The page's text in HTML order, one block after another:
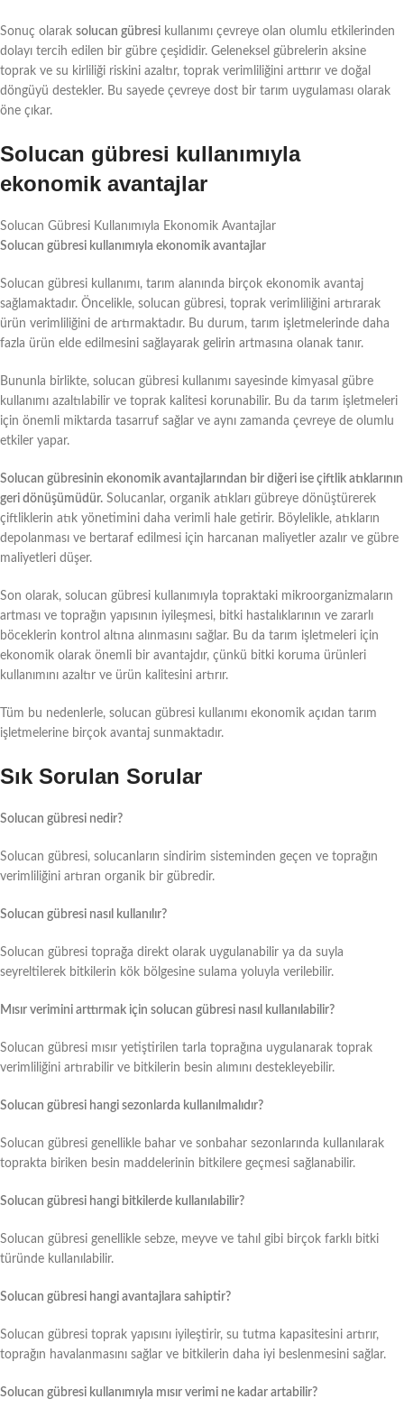
Sonuç olarak solucan gübresi kullanımı çevreye olan olumlu etkilerinden
dolayı tercih edilen bir gübre çeşididir. Geleneksel gübrelerin aksine
toprak ve su kirliliği riskini azaltır, toprak verimliliğini arttırır ve doğal
döngüyü destekler. Bu sayede çevreye dost bir tarım uygulaması olarak
öne çıkar.
Solucan gübresi kullanımıyla
ekonomik avantajlar
Solucan Gübresi Kullanımıyla Ekonomik Avantajlar
Solucan gübresi kullanımıyla ekonomik avantajlar
Solucan gübresi kullanımı, tarım alanında birçok ekonomik avantaj
sağlamaktadır. Öncelikle, solucan gübresi, toprak verimliliğini artırarak
ürün verimliliğini de artırmaktadır. Bu durum, tarım işletmelerinde daha
fazla ürün elde edilmesini sağlayarak gelirin artmasına olanak tanır.
Bununla birlikte, solucan gübresi kullanımı sayesinde kimyasal gübre
kullanımı azaltılabilir ve toprak kalitesi korunabilir. Bu da tarım işletmeleri
için önemli miktarda tasarruf sağlar ve aynı zamanda çevreye de olumlu
etkiler yapar.
Solucan gübresinin ekonomik avantajlarından bir diğeri ise çiftlik atıklarının
geri dönüşümüdür. Solucanlar, organik atıkları gübreye dönüştürerek
çiftliklerin atık yönetimini daha verimli hale getirir. Böylelikle, atıkların
depolanması ve bertaraf edilmesi için harcanan maliyetler azalır ve gübre
maliyetleri düşer.
Son olarak, solucan gübresi kullanımıyla topraktaki mikroorganizmaların
artması ve toprağın yapısının iyileşmesi, bitki hastalıklarının ve zararlı
böceklerin kontrol altına alınmasını sağlar. Bu da tarım işletmeleri için
ekonomik olarak önemli bir avantajdır, çünkü bitki koruma ürünleri
kullanımını azaltır ve ürün kalitesini artırır.
Tüm bu nedenlerle, solucan gübresi kullanımı ekonomik açıdan tarım
işletmelerine birçok avantaj sunmaktadır.
Sık Sorulan Sorular
Solucan gübresi nedir?
Solucan gübresi, solucanların sindirim sisteminden geçen ve toprağın
verimliliğini artıran organik bir gübredir.
Solucan gübresi nasıl kullanılır?
Solucan gübresi toprağa direkt olarak uygulanabilir ya da suyla
seyreltilerek bitkilerin kök bölgesine sulama yoluyla verilebilir.
Mısır verimini arttırmak için solucan gübresi nasıl kullanılabilir?
Solucan gübresi mısır yetiştirilen tarla toprağına uygulanarak toprak
verimliliğini artırabilir ve bitkilerin besin alımını destekleyebilir.
Solucan gübresi hangi sezonlarda kullanılmalıdır?
Solucan gübresi genellikle bahar ve sonbahar sezonlarında kullanılarak
toprakta biriken besin maddelerinin bitkilere geçmesi sağlanabilir.
Solucan gübresi hangi bitkilerde kullanılabilir?
Solucan gübresi genellikle sebze, meyve ve tahıl gibi birçok farklı bitki
türünde kullanılabilir.
Solucan gübresi hangi avantajlara sahiptir?
Solucan gübresi toprak yapısını iyileştirir, su tutma kapasitesini artırır,
toprağın havalanmasını sağlar ve bitkilerin daha iyi beslenmesini sağlar.
Solucan gübresi kullanımıyla mısır verimi ne kadar artabilir?